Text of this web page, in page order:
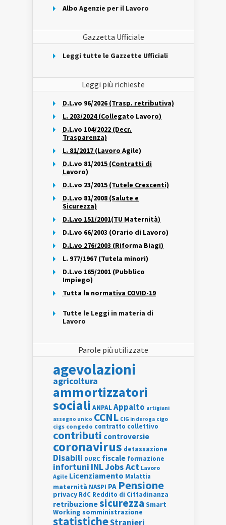
Albo Agenzie per il Lavoro
Gazzetta Ufficiale
Leggi tutte le Gazzette Ufficiali
Leggi più richieste
D.L.vo 96/2026 (Trasp. retributiva)
L. 203/2024 (Collegato Lavoro)
D.L.vo 104/2022 (Decr.
Trasparenza)
L. 81/2017 (Lavoro Agile)
D.L.vo 81/2015 (Contratti di
Lavoro)
D.L.vo 23/2015 (Tutele Crescenti)
D.L.vo 81/2008 (Salute e
Sicurezza)
D.L.vo 151/2001(TU Maternità)
D.L.vo 66/2003 (Orario di Lavoro)
D.L.vo 276/2003 (Riforma Biagi)
L. 977/1967 (Tutela minori)
D.L.vo 165/2001 (Pubblico
Impiego)
Tutta la normativa COVID-19
Tutte le Leggi in materia di
Lavoro
Parole più utilizzate
agevolazioni
agricoltura
ammortizzatori
sociali ANPALAppalto artigiani
assegno unico CCNL CIG in deroga cigo
cigs congedo contratto collettivo
contributi controversie
coronavirus detassazione
Disabili DURC fiscale formazione
infortuni INLJobs Act Lavoro
Agile Licenziamento Malattia
maternità NASPI PA Pensione
privacy RdC Reddito di Cittadinanza
retribuzionesicurezza Smart
Working somministrazione
statisticheStranieri